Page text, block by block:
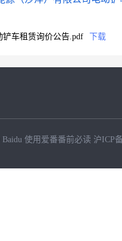
车租赁询价公告.pdf
下载
使用爱番番前必读 沪ICP